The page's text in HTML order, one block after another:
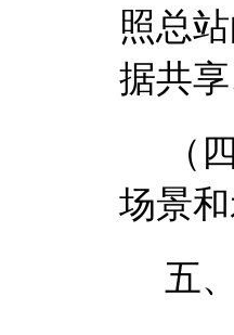
照总站
据共
（
场景
五、